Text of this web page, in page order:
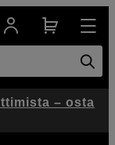
– osta